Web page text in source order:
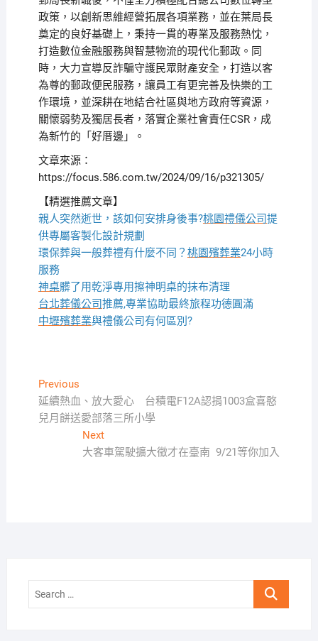
政策，以創新思維經營拓展各項業務，並在葉局長
奠定的良好基礎上，秉持一貫的專業及服務熱忱，
打造數位金融服務與智慧物流的現代化郵政。同
時，大力宣導反詐騙守護民眾財產安全，打造以客
為尊的郵政便民服務，讓員工有更完善及快樂的工
作環境，並深耕在地結合社區與地方政府等資源，
關懷弱勢及獨居長者，落實企業社會責任CSR，成
為新竹的「好厝邊」。
文章來源：
https://focus.586.com.tw/2024/09/16/p321305/
【精選推薦文章】
親人突然逝世，該如何安排身後事?桃園禮儀公司提
供專屬客製化設計規劃
環保葬與一般葬禮有什麼不同？ 桃園殯葬業24小時
服務
神桌髒了用乾淨專用擦神明桌的抹布清理
台北葬儀公司推薦,專業協助最終旅程功德圓滿
中壢殯葬業與禮儀公司有何區別?
文
章
PreviousPrevious
post:
延續熱血、放大愛心 台積電F12A認捐1003盒喜憨
兒月餅送愛部落三所小學
NextNext
post:
大客車駕駛擴大徵才在臺南 9/21等你加入
Search